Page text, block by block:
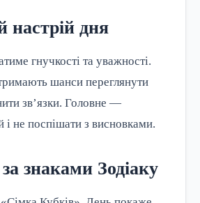
настрій дня
гнучкості та уважності.
шанси переглянути
зв’язки. Головне —
і не поспішати з висновками.
знаками Зодіаку